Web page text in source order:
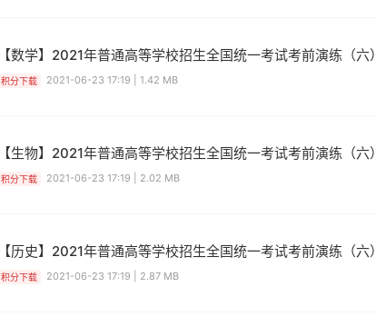
【数学】2021年普通高等学校招生全国统一考试考前演练（六）
积分下载 2021-06-23 17:19 | 1.42 MB
【生物】2021年普通高等学校招生全国统一考试考前演练（六）
积分下载 2021-06-23 17:19 | 2.02 MB
【历史】2021年普通高等学校招生全国统一考试考前演练（六）
积分下载 2021-06-23 17:19 | 2.87 MB